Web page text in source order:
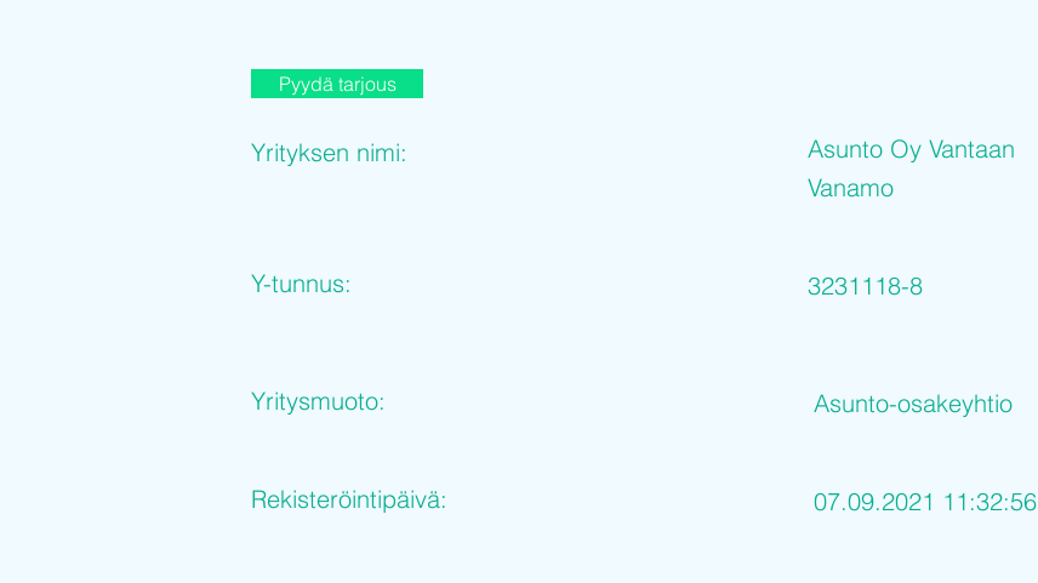
Pyydä tarjous
Yrityksen nimi:
Y-tunnus:
Yritysmuoto:
Rekisteröintipäivä:
Asunto Oy Vantaan
Vanamo
3231118-8
Asunto-osakeyhtio
07.09.2021 11:32:56